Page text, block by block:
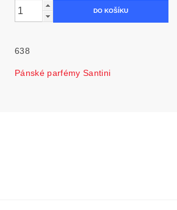
638
Pánské parfémy Santini